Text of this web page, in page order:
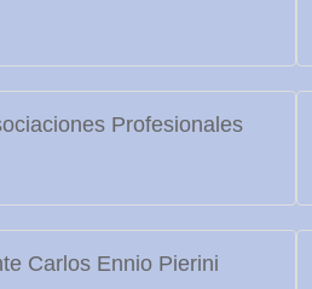
Profesionales
Carlos Ennio Pierini